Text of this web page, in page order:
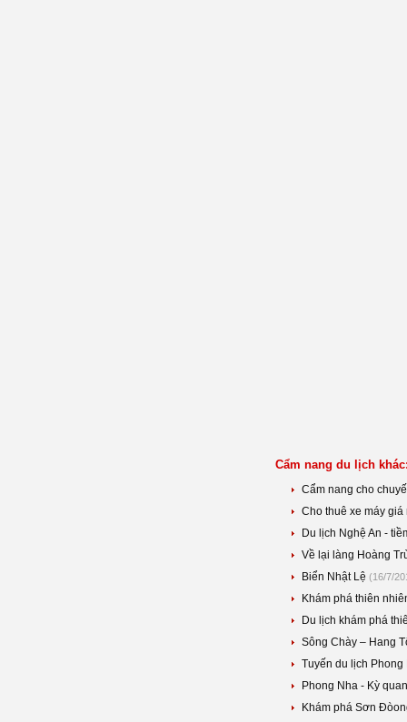
Cẩm nang du lịch
Cẩm nang cho
Cho thuê xe máy
Du lịch Nghệ An -
Về lại làng Hoàng
Biển Nhật Lệ (16/7/
Khám phá thiên
Du lịch khám phá
Sông Chày – Hang
Tuyến du lịch
Phong Nha - Kỳ
Khám phá Sơn